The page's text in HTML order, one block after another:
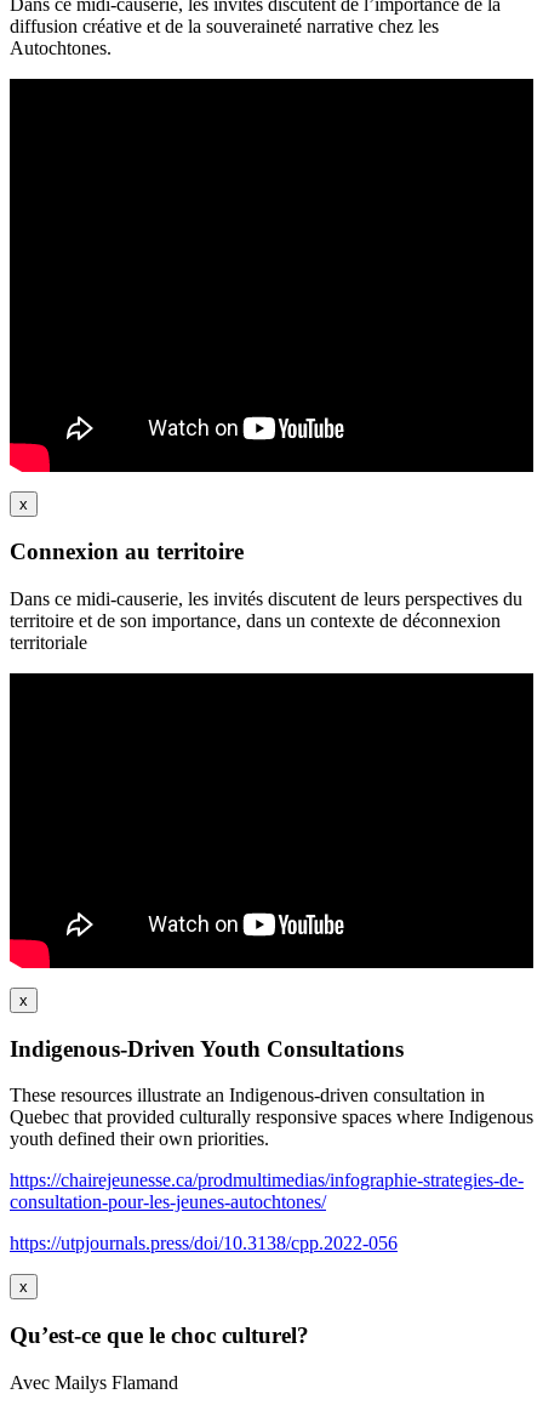
diffusion créative et de la souveraineté narrative chez les
Autochtones.
x
Connexion au territoire
Dans ce midi-causerie, les invités discutent de leurs perspectives du
territoire et de son importance, dans un contexte de déconnexion
territoriale
x
Indigenous-Driven Youth Consultations
These resources illustrate an Indigenous-driven consultation in
Quebec that provided culturally responsive spaces where Indigenous
youth defined their own priorities.
https://chairejeunesse.ca/prodmultimedias/infographie-strategies-de-
consultation-pour-les-jeunes-autochtones/
https://utpjournals.press/doi/10.3138/cpp.2022-056
x
Qu’est-ce que le choc culturel?
Avec Mailys Flamand